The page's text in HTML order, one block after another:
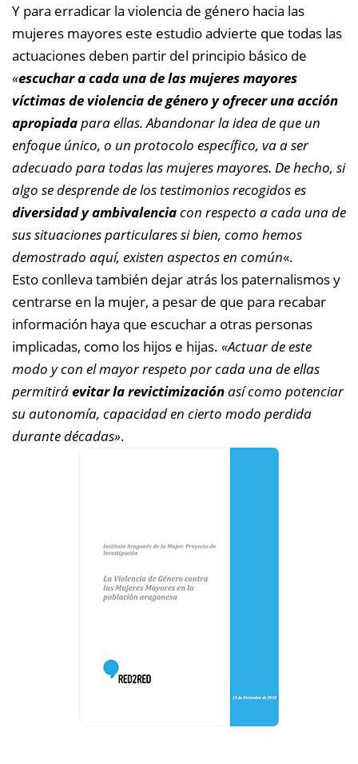
Y para erradicar la violencia de género hacia las
mujeres mayores este estudio advierte que todas las
actuaciones deben partir del principio básico de
«escuchar a cada una de las mujeres mayores
víctimas de violencia de género y ofrecer una acción
apropiadapara ellas. Abandonar la idea de que un
enfoque único, o un protocolo específico, va a ser
adecuado para todas las mujeres mayores. De hecho, si
algo se desprende de los testimonios recogidos es
diversidad y ambivalenciacon respecto a cada una de
sus situaciones particulares si bien, como hemos
demostrado aquí, existen aspectos en común«.
Esto conlleva también dejar atrás los paternalismos y
centrarse en la mujer, a pesar de que para recabar
información haya que escuchar a otras personas
implicadas, como los hijos e hijas. «Actuar de este
modo y con el mayor respeto por cada una de ellas
permitiráevitar la revictimizaciónasí como potenciar
su autonomía, capacidad en cierto modo perdida
durante décadas».